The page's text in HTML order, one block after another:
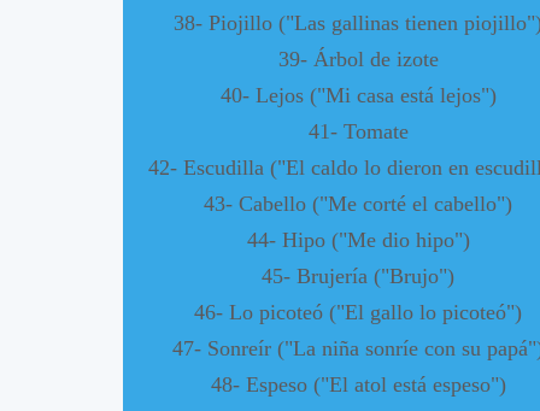
38- Piojillo ("Las gallinas tienen
39- Árbol de izote
40- Lejos ("Mi casa está lejos")
41- Tomate
42- Escudilla ("El caldo lo dieron en
43- Cabello ("Me corté el cabello")
44- Hipo ("Me dio hipo")
45- Brujería ("Brujo")
46- Lo picoteó ("El gallo lo picoteó")
47- Sonreír ("La niña sonríe con su
48- Espeso ("El atol está espeso")